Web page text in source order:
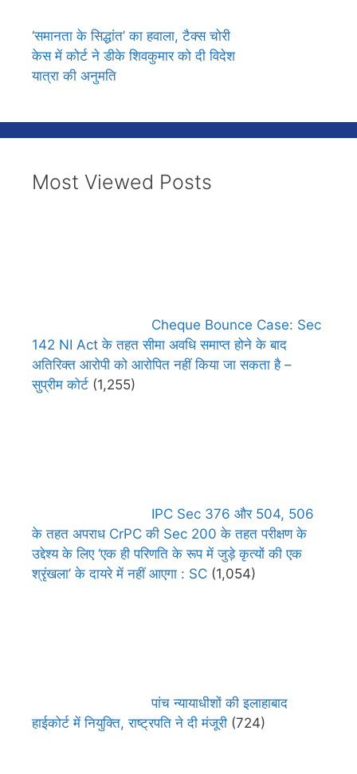
‘समानता के सिद्धांत’ का हवाला, टैक्स चोरी
केस में कोर्ट ने डीके शिवकुमार को दी विदेश
यात्रा की अनुमति
Most Viewed Posts
Cheque Bounce Case: Sec
142 NI Act के तहत सीमा अवधि समाप्त होने के बाद
अतिरिक्त आरोपी को आरोपित नहीं किया जा सकता है –
सुप्रीम कोर्ट (1,255)
IPC Sec 376 और 504, 506
के तहत अपराध CrPC की Sec 200 के तहत परीक्षण के
उद्देश्य के लिए ‘एक ही परिणति के रूप में जुड़े कृत्यों की एक
श्रृंखला’ के दायरे में नहीं आएगा : SC (1,054)
पांच न्यायाधीशों की इलाहाबाद
हाईकोर्ट में नियुक्ति, राष्ट्रपति ने दी मंजूरी (724)